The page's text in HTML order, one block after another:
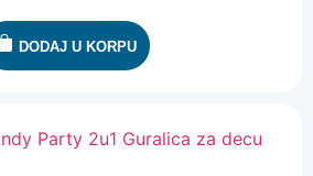
DODAJ U KORPU